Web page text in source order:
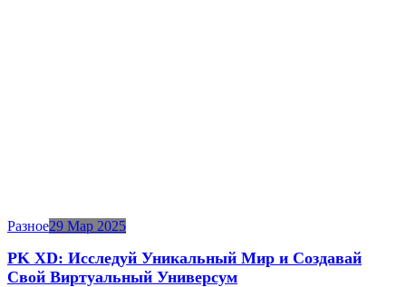
Разное29 Мар 2025
PK XD: Исследуй Уникальный Мир и Создавай
Свой Виртуальный Универсум